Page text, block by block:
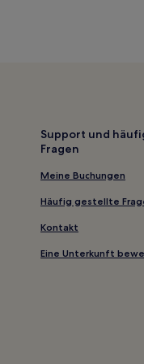
Pilion
von Agios Ioannis
Support und
Fragen
Meine Buchungen
Häufig gestellte
Kontakt
Eine Unterkunft